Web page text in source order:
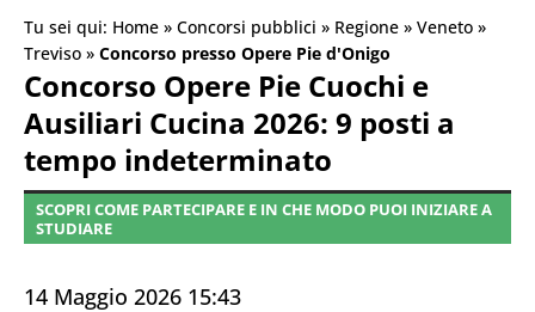
Tu sei qui: Home » Concorsi pubblici » Regione » Veneto »
Treviso » Concorso presso Opere Pie d'Onigo
Concorso Opere Pie Cuochi e
Ausiliari Cucina 2026: 9 posti a
tempo indeterminato
SCOPRI COME PARTECIPARE E IN CHE MODO PUOI INIZIARE A
STUDIARE
14 Maggio 2026 15:43